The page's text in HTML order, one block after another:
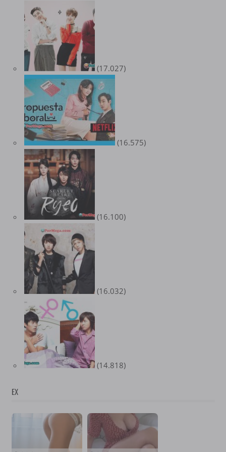
(17.027)
(16.575)
(16.100)
(16.032)
(14.818)
EX